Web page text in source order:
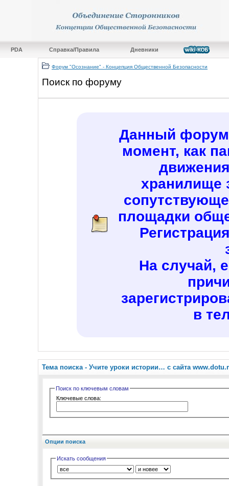
PDA Справка/Правила Дневники
Форум "Осознание" - Концепция Общественной Безопасности
Поиск по форуму
Данный форум
момент, как
хранилище
площадки
На случай,
в
Тема поиска - Учите уроки истории… с сайта
Поиск по ключевым словам
Ключевые слова:
Опции поиска
Искать сообщения